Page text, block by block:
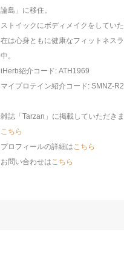
論島」に移住。
ストイックにボディメイクをしてい
在は心身ともに健康なフィットネス
中。
iHerb紹介コード: ATH1969
マイプロテイン紹介コード: SMNZ-R2
雑誌「Tarzan」に掲載していただき
こちら
プロフィールの詳細は こちら
お問い合わせは こちら